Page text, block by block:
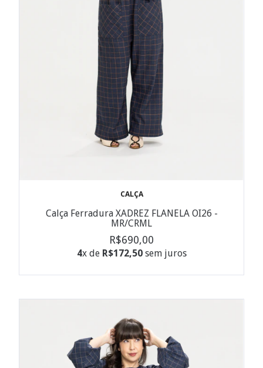
CALÇA
Calça Ferradura XADREZ FLANELA OI26 -
MR/CRML
R$690,00
4x de R$172,50sem juros